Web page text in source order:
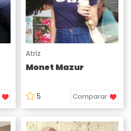
Atriz
Monet Mazur
5 Comparar